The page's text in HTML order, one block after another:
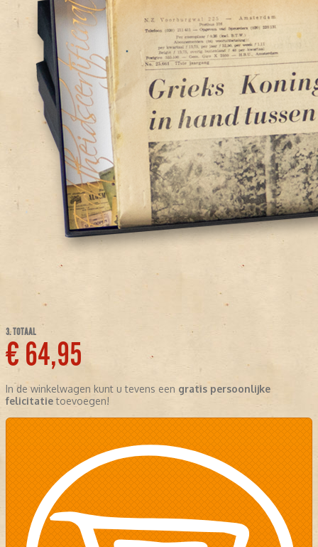
3. TOTAAL
€ 64,95
In de winkelwagen kunt u tevens een gratis persoonlijke
felicitatietoevoegen!